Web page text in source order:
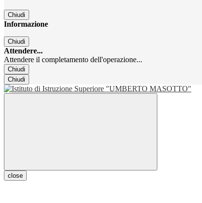
Chiudi
Informazione
Chiudi
Attendere...
Attendere il completamento dell'operazione...
Chiudi
Chiudi
close